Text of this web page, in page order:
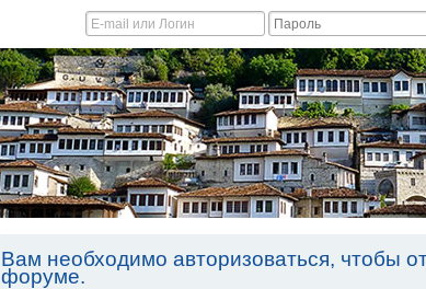
Вам необходимо авторизоваться, чтобы
форуме.